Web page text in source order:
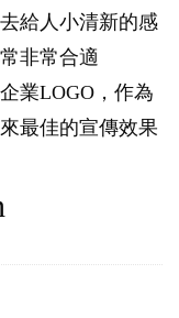
給人小清新的感
非常合適
業LOGO，作為
最佳的宣傳效果